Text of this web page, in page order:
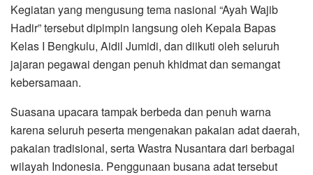
Kegiatan yang mengusung tema nasional “Ayah Wajib
Hadir” tersebut dipimpin langsung oleh Kepala Bapas
Kelas I Bengkulu, Aidil Jumidi, dan diikuti oleh seluruh
jajaran pegawai dengan penuh khidmat dan semangat
kebersamaan.
Suasana upacara tampak berbeda dan penuh warna
karena seluruh peserta mengenakan pakaian adat daerah,
pakaian tradisional, serta Wastra Nusantara dari berbagai
wilayah Indonesia. Penggunaan busana adat tersebut